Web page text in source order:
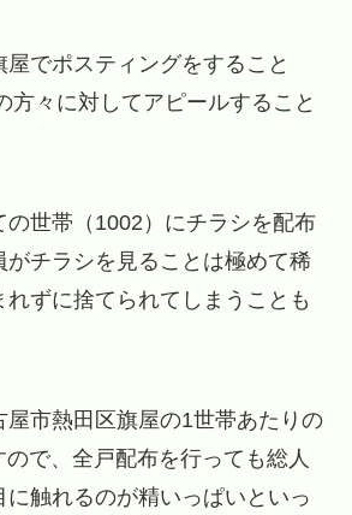
でポスティングをすること
方々に対してアピールすること
の世帯（1002）にチラシを配布
がチラシを見ることは極めて稀
ずに捨てられてしまうことも
屋市熱田区旗屋の1世帯あたりの
ので、全戸配布を行っても総人
に触れるのが精いっぱいといっ